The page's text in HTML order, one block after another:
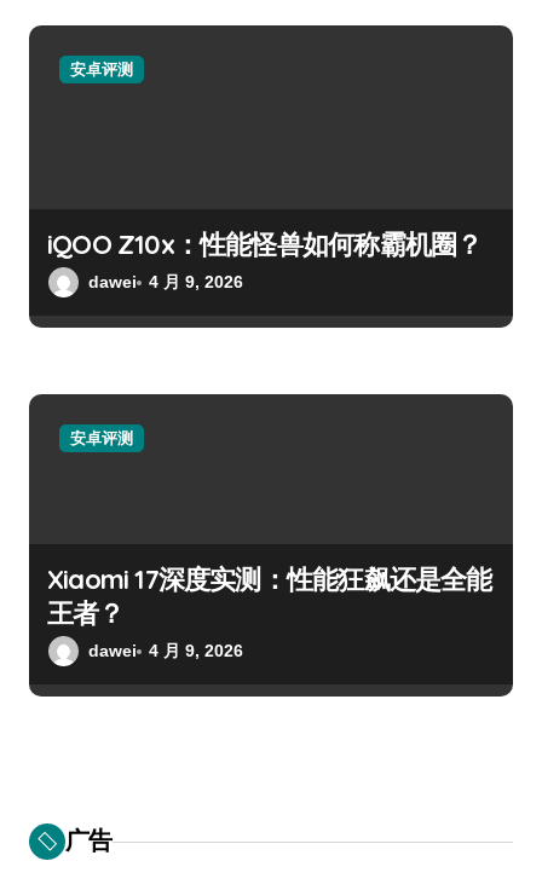
安卓评测
iQOO Z10x：性能怪兽如何称霸机圈？
dawei 4 月 9, 2026
安卓评测
Xiaomi 17深度实测：性能狂飙还是全能
王者？
dawei 4 月 9, 2026
广告